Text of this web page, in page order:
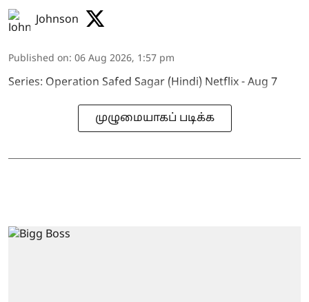
Johnson
Published on: 06 Aug 2026, 1:57 pm
Series: Operation Safed Sagar (Hindi) Netflix - Aug 7
முழுமையாகப் படிக்க